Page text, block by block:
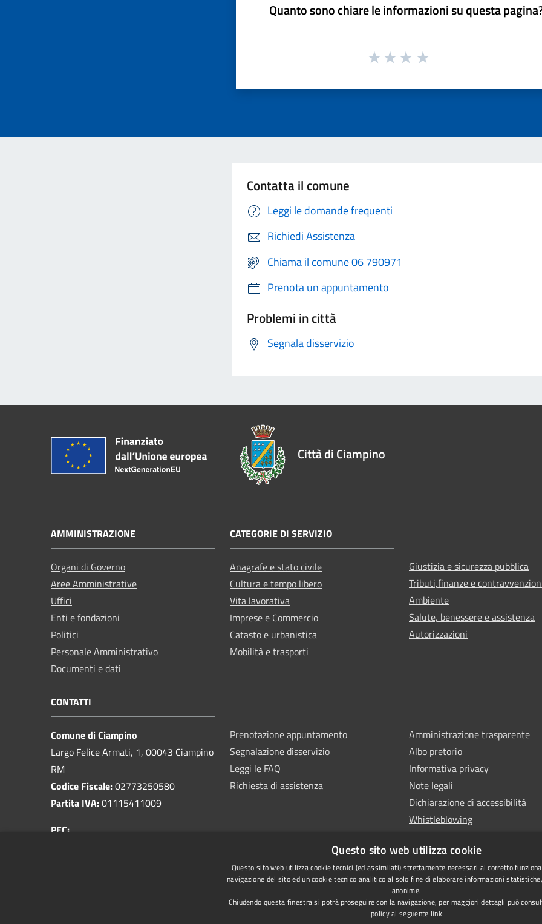
Quanto sono chiare le informazioni su questa
Contatta il comune
Leggi le domande frequenti
Richiedi Assistenza
Chiama il comune 06 790971
Prenota un appuntamento
Problemi in città
Segnala disservizio
Città di Ciampino
AMMINISTRAZIONE
Organi di Governo
Aree Amministrative
Uffici
Enti e fondazioni
Politici
Personale Amministrativo
Documenti e dati
CATEGORIE DI SERVIZIO
Anagrafe e stato civile
Cultura e tempo libero
Vita lavorativa
Imprese e Commercio
Catasto e urbanistica
Mobilità e trasporti
Giustizia e sicurezza pubblica
Tributi,finanze e
Ambiente
Salute, benessere e assistenza
Autorizzazioni
CONTATTI
Comune di Ciampino
Largo Felice Armati, 1, 00043 Ciampino
RM
Codice Fiscale:02773250580
Partita IVA:01115411009
PEC:
Prenotazione appuntamento
Segnalazione disservizio
Leggi le FAQ
Richiesta di assistenza
Amministrazione trasparente
Albo pretorio
Informativa privacy
Note legali
Dichiarazione di accessibilità
Whistleblowing
Questo sito web utilizza cookie
Questo sito web utilizza cookie tecnici (ed assimilati) strettamente necessari al corretto
navigazione del sito ed un cookie tecnico analitico al solo fine di elaborare informazioni
anonime.
Chiudendo questa finestra si potrà proseguire con la navigazione, per maggiori dettagli può
policy al seguente link